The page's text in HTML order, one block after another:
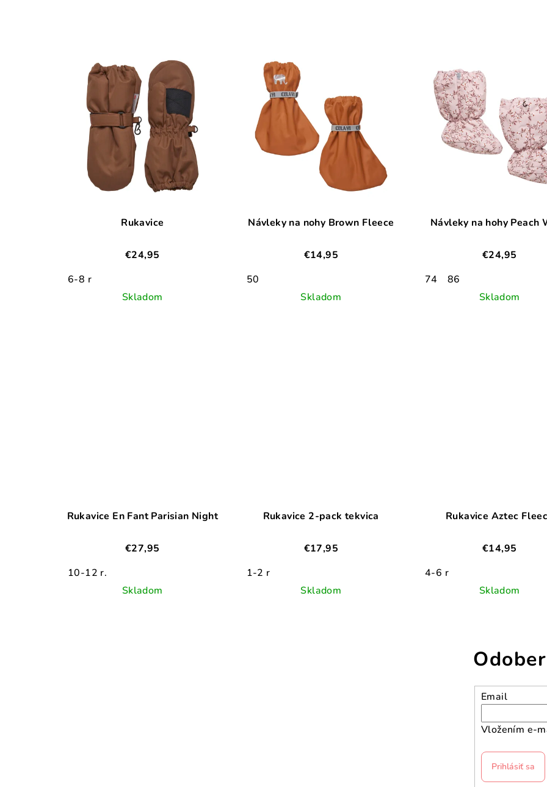
Rukavice
€24,95
6-8 r
Skladom
Návleky na nohy Brown Fleece
€14,95
50
Skladom
Návleky na hohy Peach
€24,95
74
86
Skladom
Rukavice En Fant Parisian Night
€27,95
10-12 r.
Skladom
Rukavice 2-pack tekvica
€17,95
1-2 r
Skladom
Rukavice Aztec
€14,95
4-6 r
Skladom
Email
Vložením e-
Prihlásiť sa